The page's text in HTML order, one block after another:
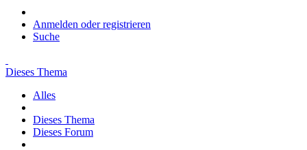
Anmelden oder registrieren
Suche
Dieses Thema
Alles
Dieses Thema
Dieses Forum